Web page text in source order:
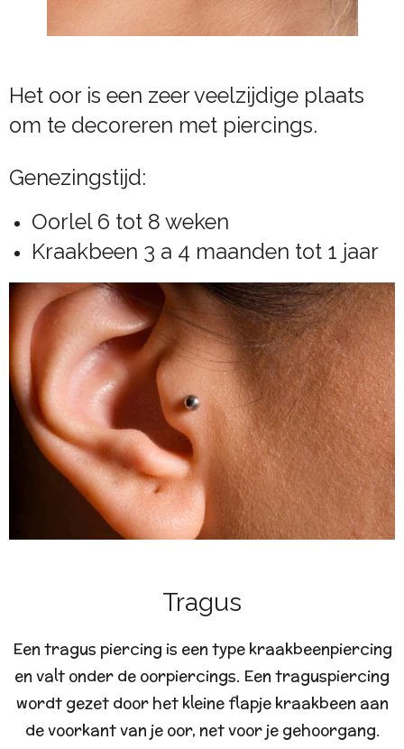
Het oor is een zeer veelzijdige plaats
om te decoreren met piercings.
Genezingstijd:
Oorlel 6 tot 8 weken
Kraakbeen 3 a 4 maanden tot 1 jaar
Tragus
Een tragus piercing is een type kraakbeenpiercing
en valt onder de oorpiercings. Een traguspiercing
wordt gezet door het kleine flapje kraakbeen aan
de voorkant van je oor, net voor je gehoorgang.